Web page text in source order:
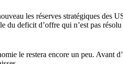
les réserves stratégiques des
deficit d’offre qui n’est pas
le restera encore un peu. Avant